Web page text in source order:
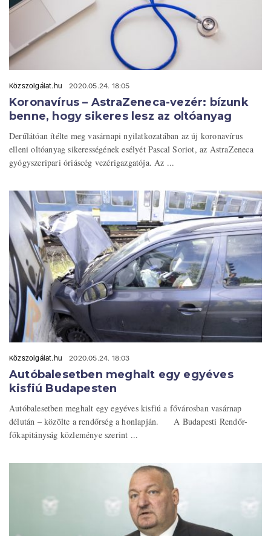
Közszolgálat.hu 2020.05.24. 18:05
Koronavírus – AstraZeneca-vezér: bízunk
benne, hogy sikeres lesz az oltóanyag
Derűlátóan ítélte meg vasárnapi nyilatkozatában az új koronavírus
elleni oltóanyag sikerességének esélyét Pascal Soriot, az AstraZeneca
gyógyszeripari óriáscég vezérigazgatója. Az ...
Közszolgálat.hu 2020.05.24. 18:03
Autóbalesetben meghalt egy egyéves
kisfiú Budapesten
Autóbalesetben meghalt egy egyéves kisfiú a fővárosban vasárnap
délután – közölte a rendőrség a honlapján. A Budapesti Rendőr-
főkapitányság közleménye szerint ...